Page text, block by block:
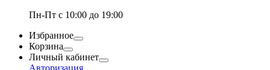
Пн-Пт с 10:00 до 19:00
Избранное
Корзина
Личный кабинет
Авторизация